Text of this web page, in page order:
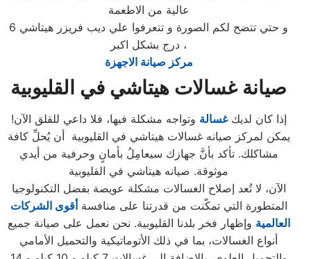
عالية من الاطعمة
و حتي تتضح لكم الصورة و تتعرفوا علي ديب فريزر هيتاشي 6
درج بشكل اكبر ،
مركز صيانة الاجهزة
صيانة غسالات هيتاشي في القليوبية
إذا كان لديكغسالة وتواجه مشكلة فيها، فلا داعي للقلق الآن!
يمكن لمركز صيانه غسالات هيتاشي في القليوبية أن يُحلِّ كافة
مشاكلك. تأكد بأنَّ جهازك سيعامِلُ بأمانٍ وحرفية من أيدي
موثوقة. صيانه هيتاشي في القليوبية
الآن، لا تُعد إصلاح الغسالات مشكلة عويصة بفضل التكنولوجيا
المتطورة التي تمكّنت من قدرتنا على منافسة أقوى الشركات
العالمية وإظهار فخر بلدنا القليوبية. نحن نعمل على صيانة جميع
أنواع الغسالات، بما في ذلك الأتوماتيكية والتحميل الأمامي